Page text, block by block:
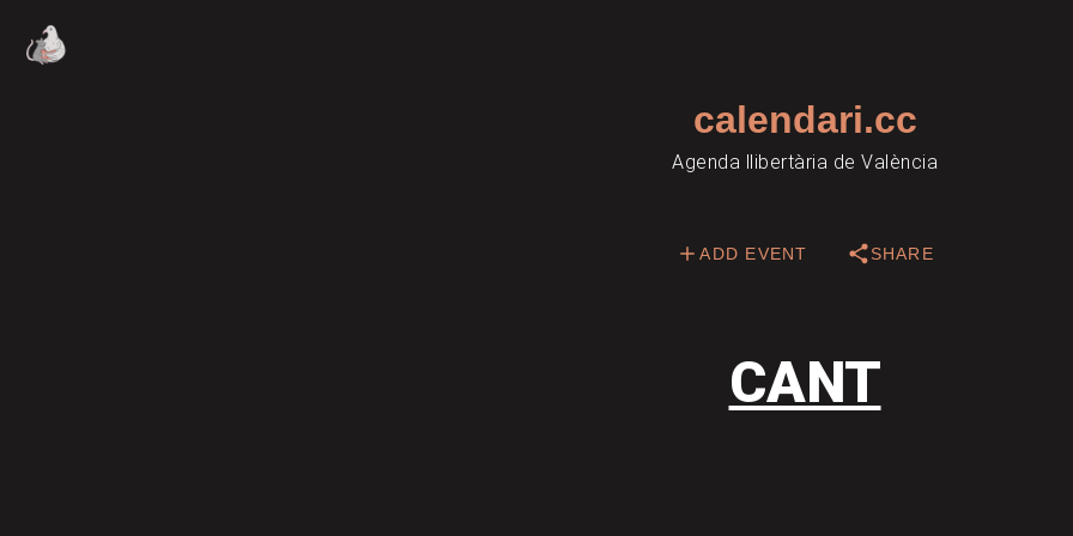
calendari.cc
Agenda llibertària de València
ADD EVENT SHARE
CANT